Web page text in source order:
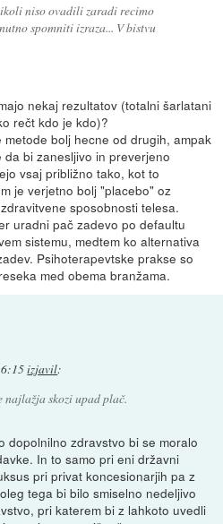
niso ovadili zaradi recimo
spomniti izraza... V bistvu
nekaj rezultatov (totalni šarlatani
rečt kdo je kdo)?
bolj hecne od drugih, ampak
bi zanesljivo in preverjeno
vsaj približno tako, kot to
je verjetno bolj "placebo" oz
sposobnosti telesa.
uradni pač zadevo po defaultu
sistemu, medtem ko alternativa
Psihoterapevtske prakse so
med obema branžama.
izjavil:
najlažja skozi upad plač.
dopolnilno zdravstvo bi se moralo
In to samo pri eni državni
pri privat koncesionarjih pa z
tega bi bilo smiselno nedeljivo
pri katerem bi z lahkoto uvedli